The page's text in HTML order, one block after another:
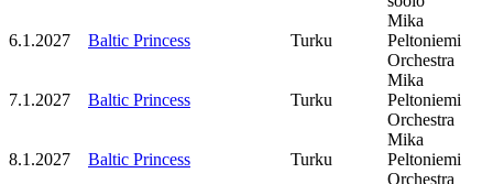
6.1.2027 Baltic Princess Turku
Mika
Peltoniemi
Orchestra
7.1.2027 Baltic Princess Turku
Mika
Peltoniemi
Orchestra
8.1.2027 Baltic Princess Turku
Mika
Peltoniemi
Orchestra